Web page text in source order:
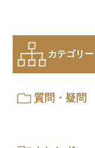
カテゴリー
質問・疑問